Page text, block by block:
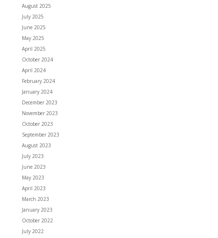
August 2025
July 2025
June 2025
May 2025
April 2025
October 2024
April 2024
February 2024
January 2024
December 2023
November 2023
October 2023
September 2023
August 2023
July 2023
June 2023
May 2023
April 2023
March 2023
January 2023
October 2022
July 2022